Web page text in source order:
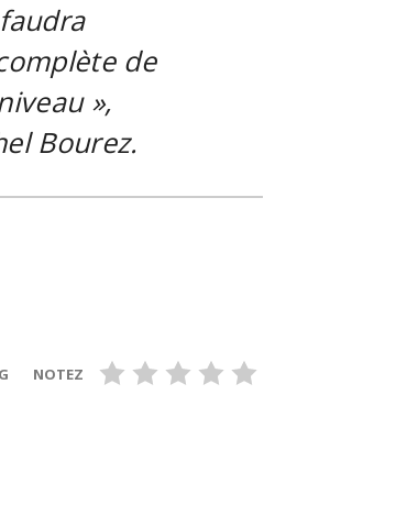
de
»,
Bourez.
NOTEZ